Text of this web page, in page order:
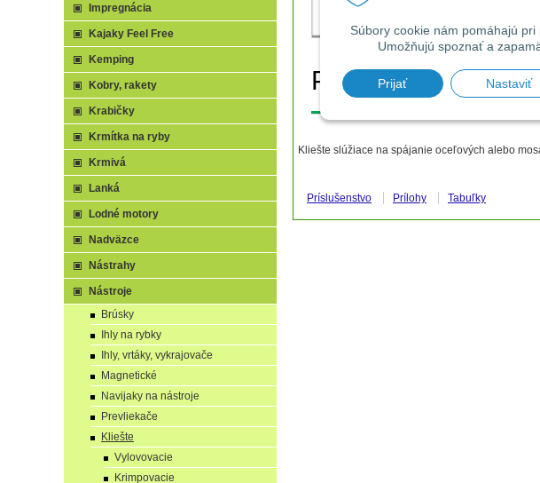
Kliešte slúžiace na spájanie oceľových alebo
Príslušenstvo Prílohy Tabuľky
Impregnácia
Kajaky Feel Free
Kemping
Kobry, rakety
Krabičky
Krmítka na ryby
Krmivá
Lanká
Lodné motory
Nadväzce
Nástrahy
Nástroje
Brúsky
Ihly na rybky
Ihly, vrtáky, vykrajovače
Magnetické
Navijaky na nástroje
Prevliekače
Kliešte
Vylovovacie
Krimpovacie